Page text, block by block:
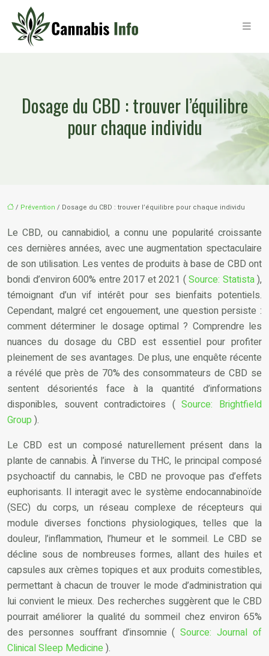
Dosage du CBD : trouver l’équilibre
pour chaque individu
/ Prévention / Dosage du CBD : trouver l’équilibre pour chaque individu
Le CBD, ou cannabidiol, a connu une popularité croissante
ces dernières années, avec une augmentation spectaculaire
de son utilisation. Les ventes de produits à base de CBD ont
bondi d’environ 600% entre 2017 et 2021 (Source: Statista),
témoignant d’un vif intérêt pour ses bienfaits potentiels.
Cependant, malgré cet engouement, une question persiste :
comment déterminer le dosage optimal ? Comprendre les
nuances du dosage du CBD est essentiel pour profiter
pleinement de ses avantages. De plus, une enquête récente
a révélé que près de 70% des consommateurs de CBD se
sentent désorientés face à la quantité d’informations
disponibles, souvent contradictoires (Source: Brightfield
Group ).
Le CBD est un composé naturellement présent dans la
plante de cannabis. À l’inverse du THC, le principal composé
psychoactif du cannabis, le CBD ne provoque pas d’effets
euphorisants. Il interagit avec le système endocannabinoïde
(SEC) du corps, un réseau complexe de récepteurs qui
module diverses fonctions physiologiques, telles que la
douleur, l’inflammation, l’humeur et le sommeil. Le CBD se
décline sous de nombreuses formes, allant des huiles et
capsules aux crèmes topiques et aux produits comestibles,
permettant à chacun de trouver le mode d’administration qui
lui convient le mieux. Des recherches suggèrent que le CBD
pourrait améliorer la qualité du sommeil chez environ 65%
des personnes souffrant d’insomnie (Source: Journal of
Clinical Sleep Medicine).